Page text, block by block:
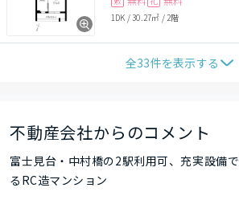
1DK /30.27㎡ / 2階
全33件を表示する
不動産会社からのコメント
富士見台・中村橋の2駅利用可、充実設備
るRC造マンション